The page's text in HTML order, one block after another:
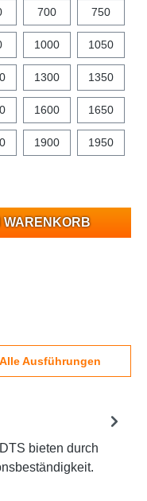
700 750
1000 1050
1300 1350
1600 1650
1900 1950
WARENKORB
Alle Ausführungen
bieten durch